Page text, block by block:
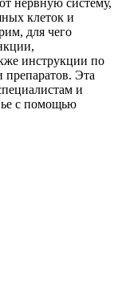
клеток и
для чего
инструкции по
Эта
и
с помощью